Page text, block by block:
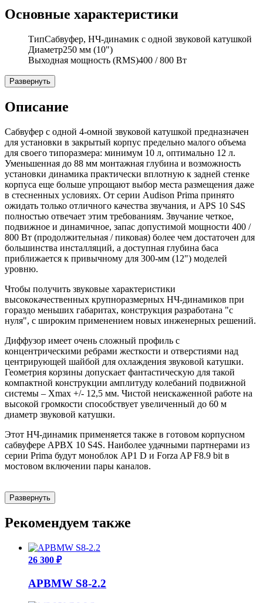
Основные характеристики
ТипСабвуфер, НЧ-динамик с одной звуковой катушкой
Диаметр250 мм (10")
Выходная мощность (RMS)400 / 800 Вт
Развернуть
Описание
Сабвуфер с одной 4-омной звуковой катушкой предназначен
для установки в закрытый корпус предельно малого объема
для своего типоразмера: минимум 10 л, оптимально 12 л.
Уменьшенная до 88 мм монтажная глубина и возможность
установки динамика практически вплотную к задней стенке
корпуса еще больше упрощают выбор места размещения даже
в стесненных условиях. От серии Audison Prima принято
ожидать только отличного качества звучания, и APS 10 S4S
полностью отвечает этим требованиям. Звучание четкое,
подвижное и динамичное, запас допустимой мощности 400 /
800 Вт (продолжительная / пиковая) более чем достаточен для
большинства инсталляций, а доступная глубина баса
приближается к привычному для 300-мм (12") моделей
уровню.
Чтобы получить звуковые характеристики
высококачественных крупноразмерных НЧ-динамиков при
гораздо меньших габаритах, конструкция разработана "с
нуля", с широким применением новых инженерных решений.
Диффузор имеет очень сложный профиль с
концентрическими ребрами жесткости и отверстиями над
центрирующей шайбой для охлаждения звуковой катушки.
Геометрия корзины допускает фантастическую для такой
компактной конструкции амплитуду колебаний подвижной
системы – Хmax +/- 12,5 мм. Чистой неискаженной работе на
высокой громкости способствует увеличенный до 60 м
диаметр звуковой катушки.
Этот НЧ-динамик применяется также в готовом корпусном
сабвуфере APBX 10 S4S. Наиболее удачными партнерами из
серии Prima будут моноблок AP1 D и Forza AP F8.9 bit в
мостовом включении пары каналов.
Развернуть
Рекомендуем также
26 300 ₽
APBMW S8-2.2